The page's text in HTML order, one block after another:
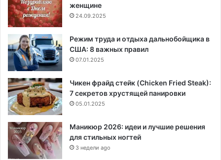
женщине
24.09.2025
Режим труда и отдыха дальнобойщика в
США: 8 важных правил
07.01.2025
Чикен фрайд стейк (Chicken Fried Steak):
7 секретов хрустящей панировки
05.01.2025
Маникюр 2026: идеи и лучшие решения
для стильных ногтей
3 недели ago